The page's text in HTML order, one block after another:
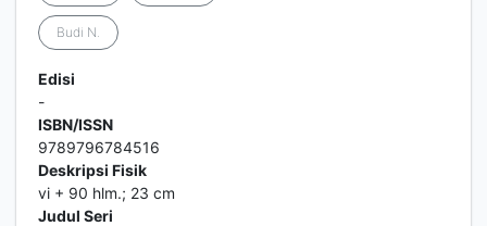
Budi N.
Edisi
-
ISBN/ISSN
9789796784516
Deskripsi Fisik
vi + 90 hlm.; 23 cm
Judul Seri